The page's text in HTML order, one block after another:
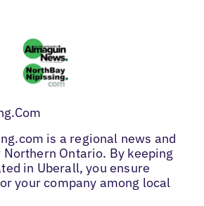
is a regional news and
Ontario. By keeping
in Uberall, you ensure
your company among local